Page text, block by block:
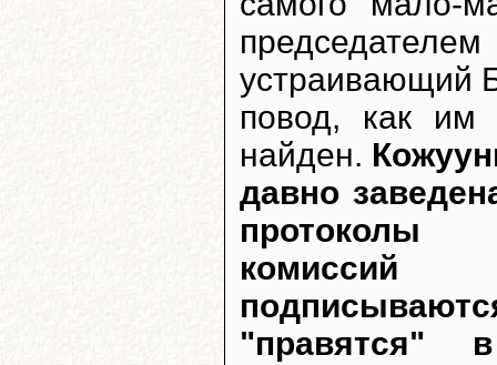
устраивающий
повод, как им
найден.
давно
протоколы
комиссий
"правятся"